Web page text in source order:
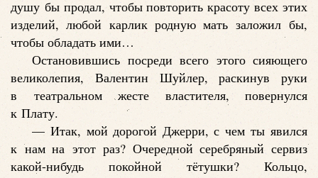
душу бы продал, чтобы повторить красоту всех этих
изделий, любой карлик родную мать заложил бы,
чтобы обладать ими…
Остановившись посреди всего этого сияющего
великолепия, Валентин Шуйлер, раскинув руки
в театральном жесте властителя, повернулся
к Плату.
— Итак, мой дорогой Джерри, с чем ты явился
к нам на этот раз? Очередной серебряный сервиз
какой-нибудь покойной тётушки? Кольцо,